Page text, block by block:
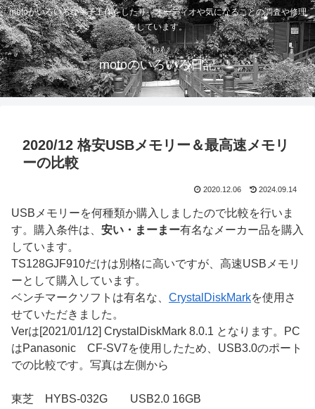
motoがいろいろな電子工作をしたり、オーディオや気になることの調査や修理
をしています。
motoのいろいろ日記
2020/12 格安USBメモリー＆最高速メモリ
ーの比較
2020.12.06 2024.09.14
USBメモリーを何種類か購入しましたので比較を行いま
す。購入条件は、 安い・まーまー有名なメーカー品を購入
しています。
TS128GJF910だけは別格に高いですが、高速USBメモリ
ーとして購入しています。
ベンチマークソフトは有名な、 CrystalDiskMarkを使用さ
せていただきました。
Verは[2021/01/12] CrystalDiskMark 8.0.1 となります。PC
はPanasonic CF-SV7を使用したため、USB3.0のポート
での比較です。写真は左側から
東芝 HYBS-032G USB2.0 16GB